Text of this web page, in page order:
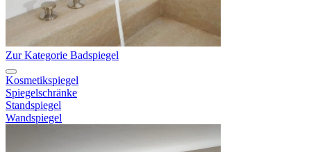
Zur Kategorie Badspiegel
Kosmetikspiegel
Spiegelschränke
Standspiegel
Wandspiegel